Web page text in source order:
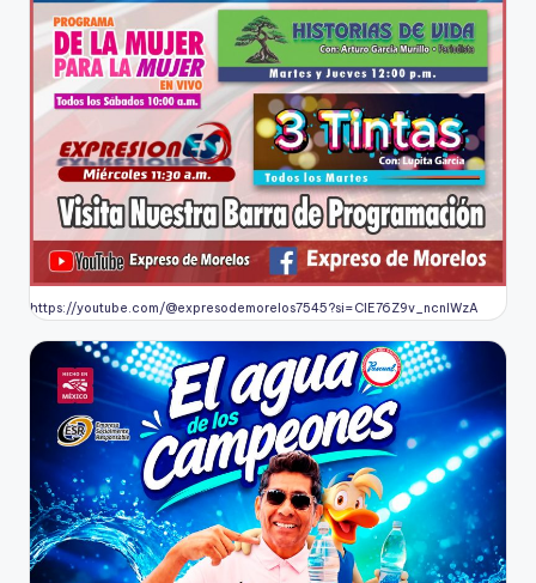
https://youtube.com/@expresodemorelos7545?si=CIE76Z9v_ncnlWzA